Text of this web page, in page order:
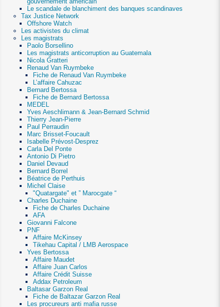
Le scandale de blanchiment des banques scandinaves
Tax Justice Network
Offshore Watch
Les activistes du climat
Les magistrats
Paolo Borsellino
Les magistrats anticorruption au Guatemala
Nicola Gratteri
Renaud Van Ruymbeke
Fiche de Renaud Van Ruymbeke
L’affaire Cahuzac
Bernard Bertossa
Fiche de Bernard Bertossa
MEDEL
Yves Aeschlimann & Jean-Bernard Schmid
Thierry Jean-Pierre
Paul Perraudin
Marc Brisset-Foucault
Isabelle Prévost-Desprez
Carla Del Ponte
Antonio Di Pietro
Daniel Devaud
Bernard Borrel
Béatrice de Perthuis
Michel Claise
"Quatargate" et ” Marocgate “
Charles Duchaine
Fiche de Charles Duchaine
AFA
Giovanni Falcone
PNF
Affaire McKinsey
Tikehau Capital / LMB Aerospace
Yves Bertossa
Affaire Maudet
Affaire Juan Carlos
Affaire Crédit Suisse
Addax Petroleum
Baltasar Garzon Real
Fiche de Baltazar Garzon Real
Les procureurs anti mafia russe